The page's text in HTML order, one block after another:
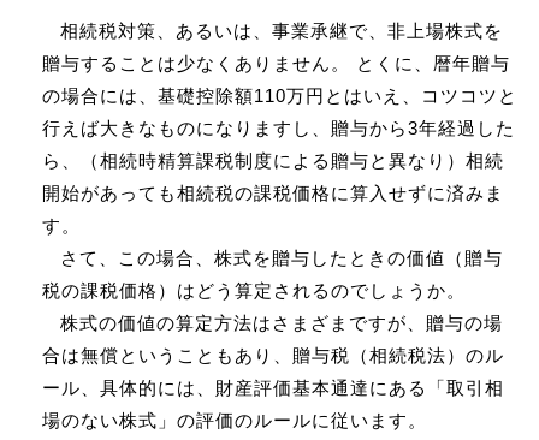
相続税対策、あるいは、事業承継で、非上場株式を
贈与することは少なくありません。 とくに、暦年贈与
の場合には、基礎控除額110万円とはいえ、コツコツと
行えば大きなものになりますし、贈与から3年経過した
ら、（相続時精算課税制度による贈与と異なり）相続
開始があっても相続税の課税価格に算入せずに済みま
す。
さて、この場合、株式を贈与したときの価値（贈与
税の課税価格）はどう算定されるのでしょうか。
株式の価値の算定方法はさまざまですが、贈与の場
合は無償ということもあり、贈与税（相続税法）のル
ール、具体的には、財産評価基本通達にある「取引相
場のない株式」の評価のルールに従います。